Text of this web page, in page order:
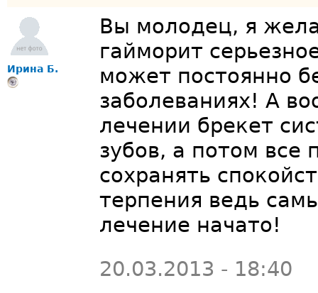
Ирина Б.
Вы молодец, я
гайморит
может постоянно
заболеваниях! А
лечении брекет
зубов, а потом все
сохранять
терпения ведь
лечение начато!
20.03.2013 - 18:40